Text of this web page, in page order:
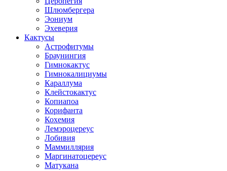
Шлюмбергера
Эониум
Эхеверия
Кактусы
Астрофитумы
Браунингия
Гимнокактус
Гимнокалициумы
Караллума
Клейстокактус
Копиапоа
Корифанта
Кохемия
Лемэроцереус
Лобивия
Маммиллярия
Маргинатоцереус
Матукана